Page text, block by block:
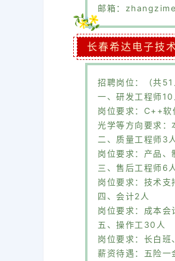
邮箱：
长春希达电子技
招聘岗位：（共51
一、研发工程师10
岗位要求：C++软
光学等方向要求：
二、质量工程师3人
岗位要求：产品、
三、售后工程师6人
岗位要求：技术支
四、会计2人
岗位要求：成本会
五、操作工30人
岗位要求：长白班
薪资待遇：五险